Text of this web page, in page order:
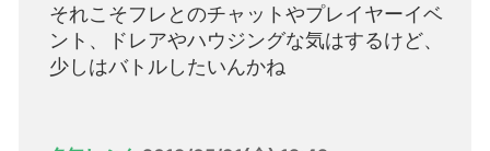
それこそフレとのチャットやプレイヤーイベ
ント、ドレアやハウジングな気はするけど、
少しはバトルしたいんかね